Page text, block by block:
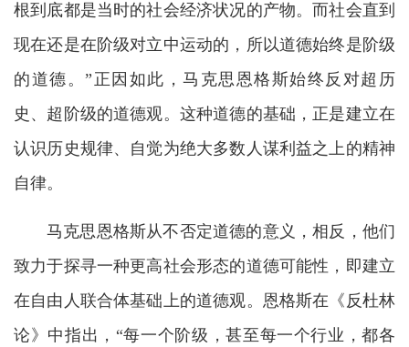
根到底都是当时的社会经济状况的产物。而社会直到
现在还是在阶级对立中运动的，所以道德始终是阶级
的道德。”正因如此，马克思恩格斯始终反对超历
史、超阶级的道德观。这种道德的基础，正是建立在
认识历史规律、自觉为绝大多数人谋利益之上的精神
自律。
马克思恩格斯从不否定道德的意义，相反，他们
致力于探寻一种更高社会形态的道德可能性，即建立
在自由人联合体基础上的道德观。恩格斯在《反杜林
论》中指出，“每一个阶级，甚至每一个行业，都各